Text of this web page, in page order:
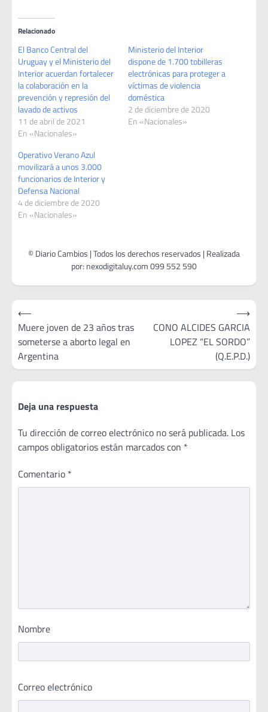
Relacionado
El Banco Central del
Uruguay y el Ministerio del
Interior acuerdan fortalecer
la colaboración en la
prevención y represión del
lavado de activos
11 de abril de 2021
En «Nacionales»
Ministerio del Interior
dispone de 1.700 tobilleras
electrónicas para proteger a
víctimas de violencia
doméstica
2 de diciembre de 2020
En «Nacionales»
Operativo Verano Azul
movilizará a unos 3.000
funcionarios de Interior y
Defensa Nacional
4 de diciembre de 2020
En «Nacionales»
Navegación
de
entradas
⟵
Muere joven de 23 años tras
someterse a aborto legal en
Argentina
CONO ALCIDES GARCIA
LOPEZ “EL SORDO”
(Q.E.P.D.)
⟶
Deja una respuesta
Tu dirección de correo electrónico no será publicada. Los
campos obligatorios están marcados con *
Comentario *
Nombre
Correo electrónico